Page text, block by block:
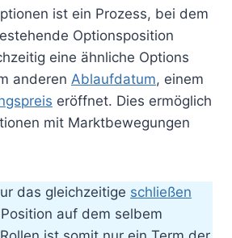
ist ein Prozess, bei dem
Optionsposition
eine ähnliche Options
anderen Ablaufdatum, einem
eröffnet. Dies ermöglich
mit Marktbewegungen
das gleichzeitige schließen
auf dem selbem